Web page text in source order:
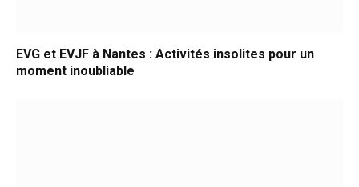
EVG et EVJF à Nantes : Activités insolites pour un
moment inoubliable